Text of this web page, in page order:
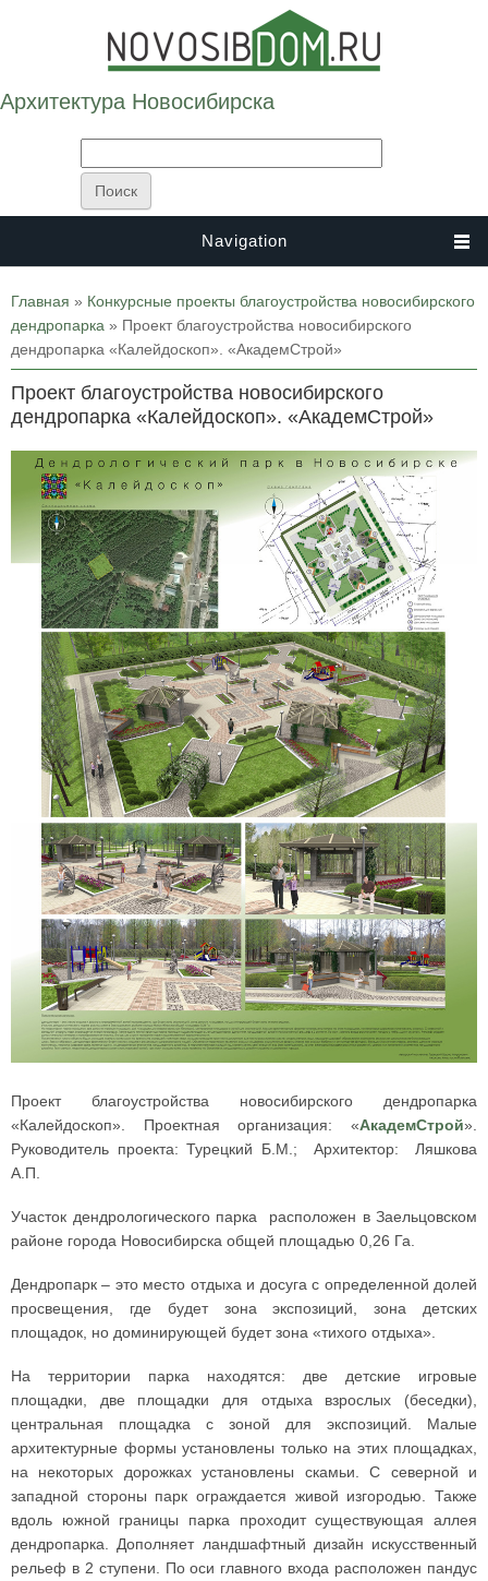
Архитектура Новосибирска
Navigation
Вы здесь
Главная » Конкурсные проекты благоустройства новосибирского
дендропарка » Проект благоустройства новосибирского
дендропарка «Калейдоскоп». «АкадемСтрой»
Проект благоустройства новосибирского
дендропарка «Калейдоскоп». «АкадемСтрой»
Проект благоустройства новосибирского дендропарка
«Калейдоскоп». Проектная организация: «АкадемСтрой».
Руководитель проекта: Турецкий Б.М.; Архитектор: Ляшкова
А.П.
Участок дендрологического парка расположен в Заельцовском
районе города Новосибирска общей площадью 0,26 Га.
Дендропарк – это место отдыха и досуга с определенной долей
просвещения, где будет зона экспозиций, зона детских
площадок, но доминирующей будет зона «тихого отдыха».
На территории парка находятся: две детские игровые
площадки, две площадки для отдыха взрослых (беседки),
центральная площадка с зоной для экспозиций. Малые
архитектурные формы установлены только на этих площадках,
на некоторых дорожках установлены скамьи. С северной и
западной стороны парк ограждается живой изгородью. Также
вдоль южной границы парка проходит существующая аллея
дендропарка. Дополняет ландшафтный дизайн искусственный
рельеф в 2 ступени. По оси главного входа расположен пандус